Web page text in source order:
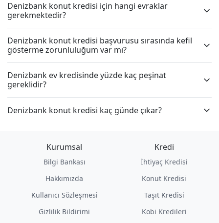
Denizbank konut kredisi için hangi evraklar
gerekmektedir?
Denizbank konut kredisi başvurusu sırasında kefil
gösterme zorunluluğum var mı?
Denizbank ev kredisinde yüzde kaç peşinat
gereklidir?
Denizbank konut kredisi kaç günde çıkar?
Kurumsal
Bilgi Bankası
Hakkımızda
Kullanıcı Sözleşmesi
Gizlilik Bildirimi
Kredi
İhtiyaç Kredisi
Konut Kredisi
Taşıt Kredisi
Kobi Kredileri